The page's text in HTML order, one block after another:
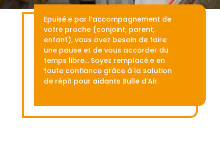
Epuisé.e par l’accompagnement de
votre proche (conjoint, parent,
enfant), vous avez besoin de faire
une pause et de vous accorder du
temps libre… Soyez remplacé.e en
toute confiance grâce à la solution
de répit pour aidants Bulle d’Air.